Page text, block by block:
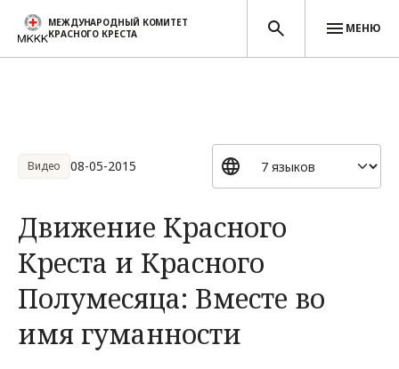
МЕЖДУНАРОДНЫЙ КОМИТЕТ
КРАСНОГО КРЕСТА
МЕНЮ
Видео 08-05-2015
Движение Красного
Креста и Красного
Полумесяца: Вместе во
имя гуманности